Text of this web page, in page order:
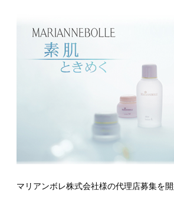
マリアンボレ株式会社様の代理店募集を開